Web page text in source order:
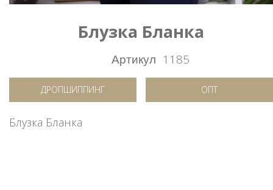
Блузка Бланка
Артикул 1185
ДРОПШИППИНГ ОПТ
Блузка Бланка